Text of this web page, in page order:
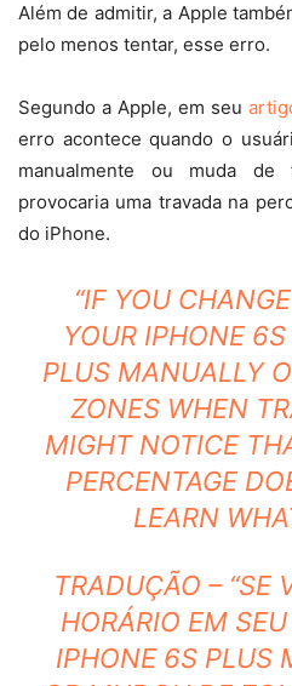
Além de admitir, a Apple
pelo menos tentar, esse erro.
Segundo a Apple, em seu
erro acontece quando o
manualmente ou muda de
provocaria uma travada na
do iPhone.
“IF YOU
YOUR IPHONE
PLUS MANUALLY
ZONES WHEN
MIGHT NOTICE
PERCENTAGE
LEARN
TRADUÇÃO – “SE
HORÁRIO EM
IPHONE 6S PLUS